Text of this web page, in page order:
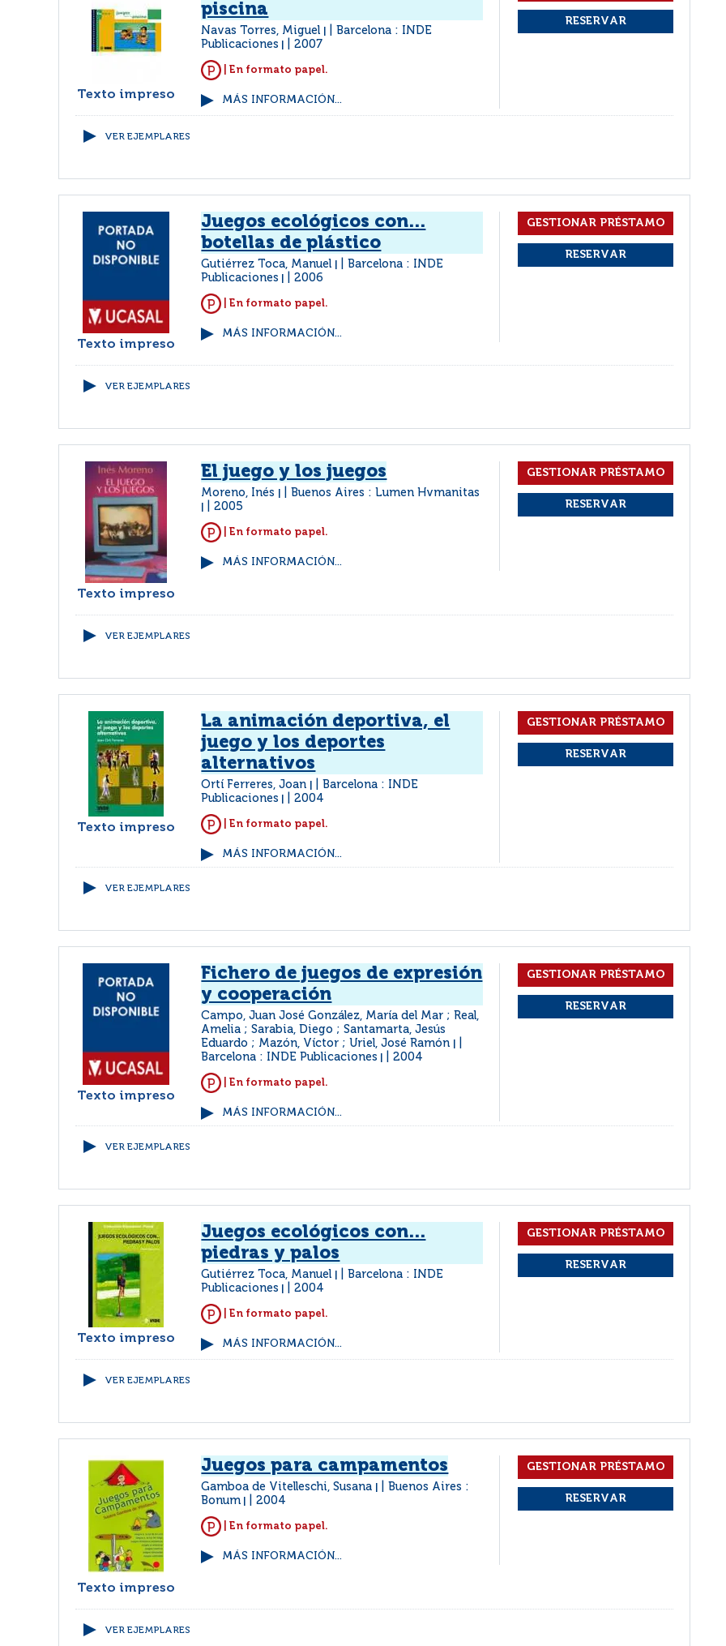
Texto impreso
piscina
Navas Torres, Miguel
Barcelona : INDE
Publicaciones
2007
| En formato papel.
MÁS INFORMACIÓN...
VER EJEMPLARES
Texto impreso
Juegos ecológicos con...
botellas de plástico
Gutiérrez Toca, Manuel
Barcelona : INDE
Publicaciones
2006
| En formato papel.
MÁS INFORMACIÓN...
VER EJEMPLARES
Texto impreso
El juego y los juegos
Moreno, Inés Buenos Aires : Lumen Hvmanitas
2005
| En formato papel.
MÁS INFORMACIÓN...
VER EJEMPLARES
Texto impreso
La animación deportiva, el
juego y los deportes
alternativos
Ortí Ferreres, Joan
Barcelona : INDE
Publicaciones
2004
| En formato papel.
MÁS INFORMACIÓN...
VER EJEMPLARES
Texto impreso
Fichero de juegos de expresión
y cooperación
Campo, Juan José González, María del Mar ; Real,
Amelia ; Sarabia, Diego ; Santamarta, Jesús
Eduardo ; Mazón, Víctor ; Uriel, José Ramón
Barcelona : INDE Publicaciones 2004
| En formato papel.
MÁS INFORMACIÓN...
VER EJEMPLARES
Texto impreso
Juegos ecológicos con...
piedras y palos
Gutiérrez Toca, Manuel
Barcelona : INDE
Publicaciones
2004
| En formato papel.
MÁS INFORMACIÓN...
VER EJEMPLARES
Texto impreso
Juegos para campamentos
Gamboa de Vitelleschi, Susana
Buenos Aires :
Bonum
2004
| En formato papel.
MÁS INFORMACIÓN...
VER EJEMPLARES